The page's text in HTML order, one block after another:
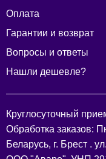
Оплата
Гарантии и возврат
Вопросы и ответы
Нашли дешевле?
Круглосуточный
Обработка заказов:
Беларусь, г. Брест .